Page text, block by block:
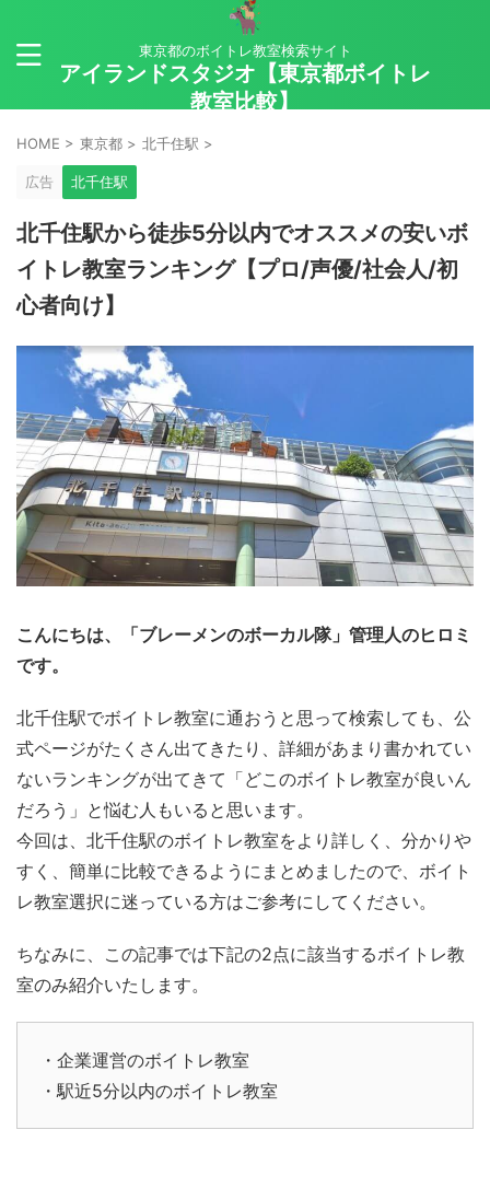
東京都のボイトレ教室検索サイト
アイランドスタジオ【東京都ボイトレ
教室比較】
HOME > 東京都 > 北千住駅 >
広告 北千住駅
北千住駅から徒歩5分以内でオススメの安いボ
イトレ教室ランキング【プロ/声優/社会人/初
心者向け】
こんにちは、「ブレーメンのボーカル隊」管理人のヒロミ
です。
北千住駅でボイトレ教室に通おうと思って検索しても、公
式ページがたくさん出てきたり、詳細があまり書かれてい
ないランキングが出てきて「どこのボイトレ教室が良いん
だろう」と悩む人もいると思います。
今回は、北千住駅のボイトレ教室をより詳しく、分かりや
すく、簡単に比較できるようにまとめましたので、ボイト
レ教室選択に迷っている方はご参考にしてください。
ちなみに、この記事では下記の2点に該当するボイトレ教
室のみ紹介いたします。
・企業運営のボイトレ教室
・駅近5分以内のボイトレ教室